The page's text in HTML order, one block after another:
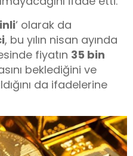
‘ olarak da
, bu yılın nisan ayında
fiyatın 35 bin
beklediğini ve
da ifadelerine